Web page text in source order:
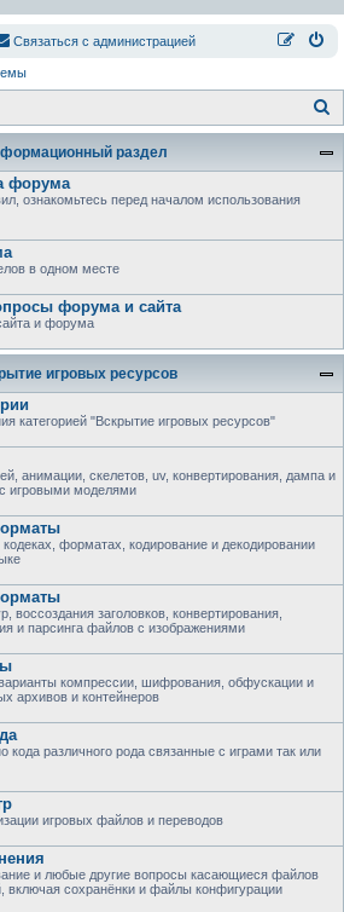
Связаться с администрацией
о
раздел
форума
ознакомьтесь перед началом использования
в одном месте
форума и сайта
и форума
игровых ресурсов
категорией "Вскрытие игровых ресурсов"
анимации, скелетов, uv, конвертирования, дампа и
игровыми моделями
форматах, кодирование и декодировании
воссоздания заголовков, конвертирования,
и парсинга файлов с изображениями
компрессии, шифрования, обфускации и
архивов и контейнеров
кода различного рода связанные с играми так или
игровых файлов и переводов
и любые другие вопросы касающиеся файлов
включая сохранёнки и файлы конфигурации